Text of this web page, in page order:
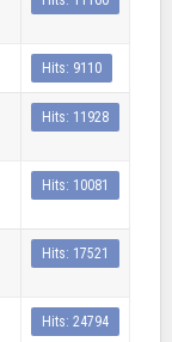
Hits: 9110
Hits: 11928
Hits: 10081
Hits: 17521
Hits: 24794